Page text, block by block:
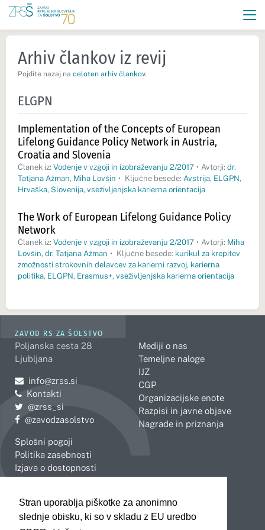
Stran uporablja piškotke za anonimno
slednje obisku, ki so v skladu z EU uredbo
Arhiv člankov iz revij
Pojdite nazaj na celoten arhiv člankov.
ELGPN
Implementation of the Concepts of European
Lifelong Guidance Policy Network in Austria,
Croatia and Slovenia
Članek iz: Vodenje v vzgoji in izobraževanju 2/2017 • Avtorji: dr.
Tatjana Ažman, Miha Lovšin • Ključne besede: Avstrija, ELGPN,
Hrvaška, Slovenija, vseživljenjska karierna orientacija
The Work of European Lifelong Guidance Policy
Network
Članek iz: Vodenje v vzgoji in izobraževanju 2/2017 • Avtorji: Miha
Lovšin, dr. Tatjana Ažman • Ključne besede: kurikul za krepitev
zmožnosti strokovnih delavcev za karierni razvoj, karierna
politika, ELGPN, Erasmus+, vseživljenjska karierna orientacija
ZAVOD RS ZA ŠOLSTVO
Poljanska cesta 28
Ljubljana
Pošljite e-mail na
info@zrss.si
Kontakti
Pojdite na Twitter:
@zrss_si
Pojdite na Facebook:
@zavodzasolstvo
Splošni pogoji
Politika zasebnosti
Izjava o dostopnosti
Mediji o nas
Temeljne naloge
IJZ
CGP
Organizacijske enote
Razpisi in javne objave
Nagrade in priznanja
Celje
Koper
Novo mesto
Slovenj Gradec